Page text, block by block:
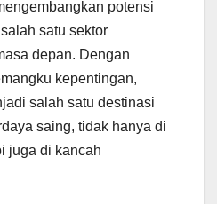
potensi
satu sektor
depan. Dengan
kepentingan,
salah satu destinasi
saing, tidak hanya di
juga di kancah